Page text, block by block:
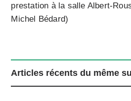
prestation à la salle Albert-
Michel Bédard)
Articles récents du même